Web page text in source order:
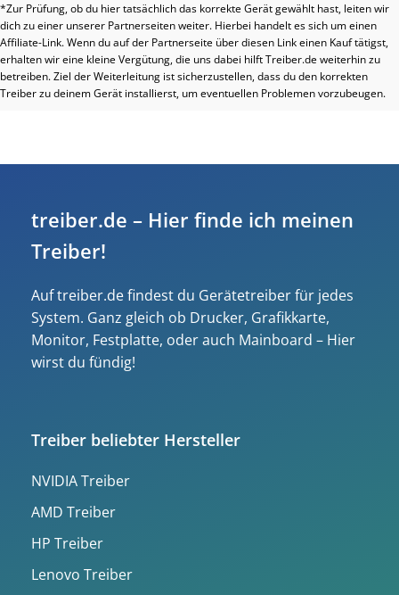
*Zur Prüfung, ob du hier tatsächlich das korrekte Gerät gewählt hast, leiten wir
dich zu einer unserer Partnerseiten weiter. Hierbei handelt es sich um einen
Affiliate-Link. Wenn du auf der Partnerseite über diesen Link einen Kauf tätigst,
erhalten wir eine kleine Vergütung, die uns dabei hilft Treiber.de weiterhin zu
betreiben. Ziel der Weiterleitung ist sicherzustellen, dass du den korrekten
Treiber zu deinem Gerät installierst, um eventuellen Problemen vorzubeugen.
treiber.de – Hier finde ich meinen
Treiber!
Auf treiber.de findest du Gerätetreiber für jedes
System. Ganz gleich ob Drucker, Grafikkarte,
Monitor, Festplatte, oder auch Mainboard – Hier
wirst du fündig!
Treiber beliebter Hersteller
NVIDIA Treiber
AMD Treiber
HP Treiber
Lenovo Treiber